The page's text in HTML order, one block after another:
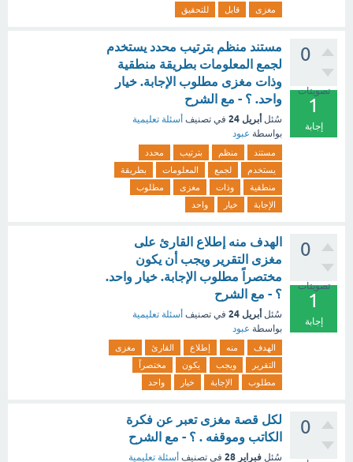
مغزى
قابل للتحقيق
0
تصويتات
1
إجابة
مستند منظم بترتيب محدد يستخدم
لجمع المعلومات بطريقة منطقية
وذات مغزى مطلوب الإجابة. خيار
واحد. ؟ - مع الشرح
سُئل أبريل 24 في تصنيف أسئلة تعليمية
بواسطة عبود
مستند منظم بترتيب
محدد
يستخدم
لجمع المعلومات
بطريقة
منطقية
وذات مغزى
مطلوب
الإجابة
خيار واحد
0
تصويتات
1
إجابة
الهدف منه إطلاع القارئ على
مغزى التقرير ويجب أن يكون
مختصراً مطلوب الإجابة. خيار واحد.
؟ - مع الشرح
سُئل أبريل 24 في تصنيف أسئلة تعليمية
بواسطة عبود
الهدف منه إطلاع القارئ
مغزى
التقرير
ويجب يكون
مختصراً
مطلوب
الإجابة خيار واحد
0
لكل قصة مغزى تعبر عن فكرة
الكاتب وموقفه . ؟ - مع الشرح
سُئل فبراير 28 في تصنيف أسئلة تعليمية